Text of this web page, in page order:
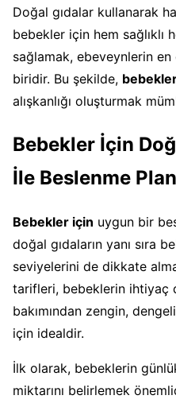
Doğal gıdalar kullanarak
bebekler için hem sağlıklı
sağlamak, ebeveynlerin
biridir. Bu şekilde,
alışkanlığı oluşturmak
Bebekler İçin
İle Beslenme
Bebekler için uygun bir
doğal gıdaların yanı sıra
seviyelerini de dikkate
tarifleri, bebeklerin ihtiyaç
bakımından zengin,
için idealdir.
İlk olarak, bebeklerin
miktarını belirlemek